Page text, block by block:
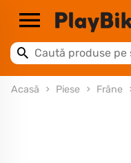
Acasă Piese Frâne